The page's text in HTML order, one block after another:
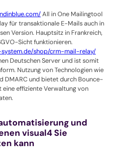
All in One Mailingtool
für transaktionale E-Mails auch in
Version. Hauptsitz in Frankreich,
Sicht funktionieren.
shop/crm-mail-relay/
Deutschen Server und ist somit
Nutzung von Technologien wie
DMARC und bietet durch Bounce-
eine effiziente Verwaltung von
und
visual4 Sie
kann